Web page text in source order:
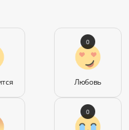
Любовь
0
0